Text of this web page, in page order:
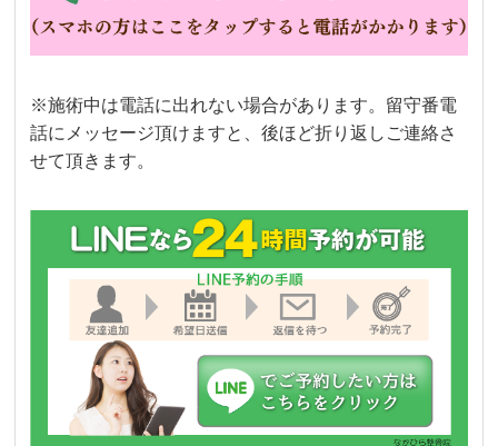
※施術中は電話に出れない場合があります。留守番電
話にメッセージ頂けますと、後ほど折り返しご連絡さ
せて頂きます。